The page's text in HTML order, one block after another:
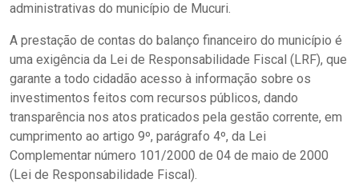
administrativas do município de Mucuri.
A prestação de contas do balanço financeiro do município é
uma exigência da Lei de Responsabilidade Fiscal (LRF), que
garante a todo cidadão acesso à informação sobre os
investimentos feitos com recursos públicos, dando
transparência nos atos praticados pela gestão corrente, em
cumprimento ao artigo 9º, parágrafo 4º, da Lei
Complementar número 101/2000 de 04 de maio de 2000
(Lei de Responsabilidade Fiscal).